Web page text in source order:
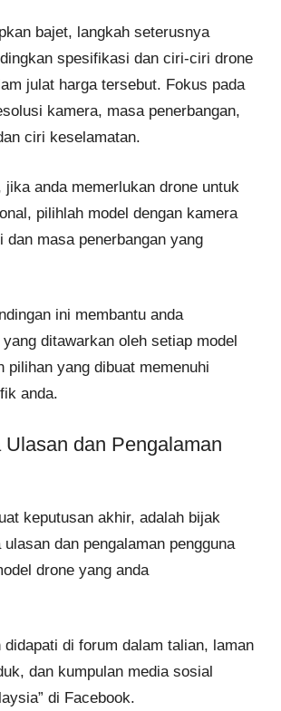
bajet, langkah seterusnya
spesifikasi dan ciri-ciri drone
julat harga tersebut. Fokus pada
kamera, masa penerbangan,
ciri keselamatan.
jika anda memerlukan drone untuk
pilihlah model dengan kamera
dan masa penerbangan yang
ini membantu anda
ditawarkan oleh setiap model
pilihan yang dibuat memenuhi
anda.
Ulasan dan Pengalaman
keputusan akhir, adalah bijak
dan pengalaman pengguna
drone yang anda
didapati di forum dalam talian, laman
dan kumpulan media sosial
di Facebook.